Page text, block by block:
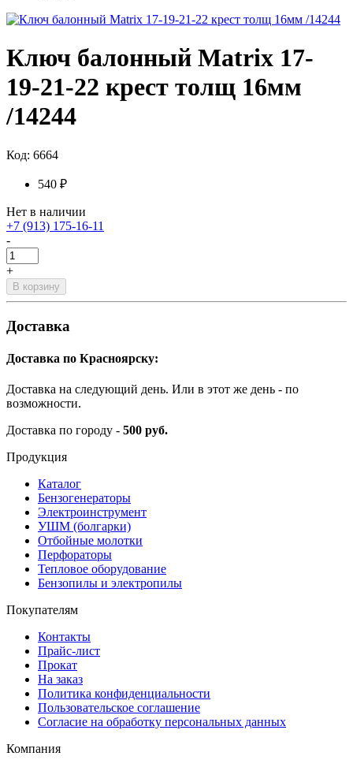
Ключ балонный Matrix 17-
19-21-22 крест толщ 16мм
/14244
Код: 6664
540 ₽
Нет в наличии
+7 (913) 175-16-11
-
+
В корзину
Доставка
Доставка по Красноярску:
Доставка на следующий день. Или в этот же день - по
возможности.
Доставка по городу - 500 руб.
Продукция
Каталог
Бензогенераторы
Электроинструмент
УШМ (болгарки)
Отбойные молотки
Перфораторы
Тепловое оборудование
Бензопилы и электропилы
Покупателям
Контакты
Прайс-лист
Прокат
На заказ
Политика конфиденциальности
Пользовательское соглашение
Согласие на обработку персональных данных
Компания